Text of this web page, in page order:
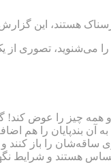
هستند، این گزارش
را می‌شنوید، تصوری
چیز را عوض کند!
آن بندپایان را هم
را باز کنند و
حساس هستند و شرایط